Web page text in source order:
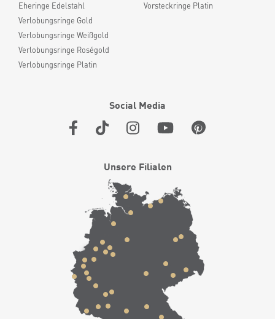
Eheringe Edelstahl
Verlobungsringe Gold
Verlobungsringe Weißgold
Verlobungsringe Roségold
Verlobungsringe Platin
Vorsteckringe Platin
Social Media
Unsere Filialen